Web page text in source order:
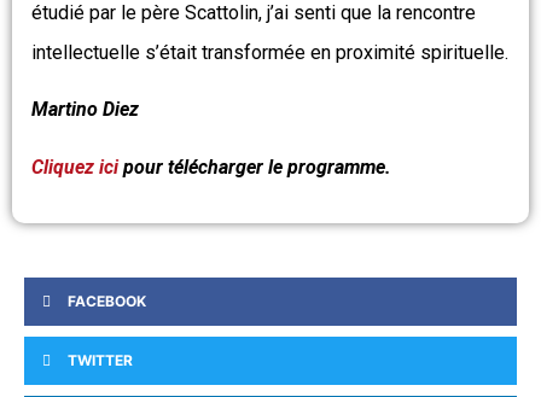
étudié par le père Scattolin, j’ai senti que la rencontre
intellectuelle s’était transformée en proximité spirituelle.
Martino Diez
Cliquez icipour télécharger le programme.
FACEBOOK
TWITTER